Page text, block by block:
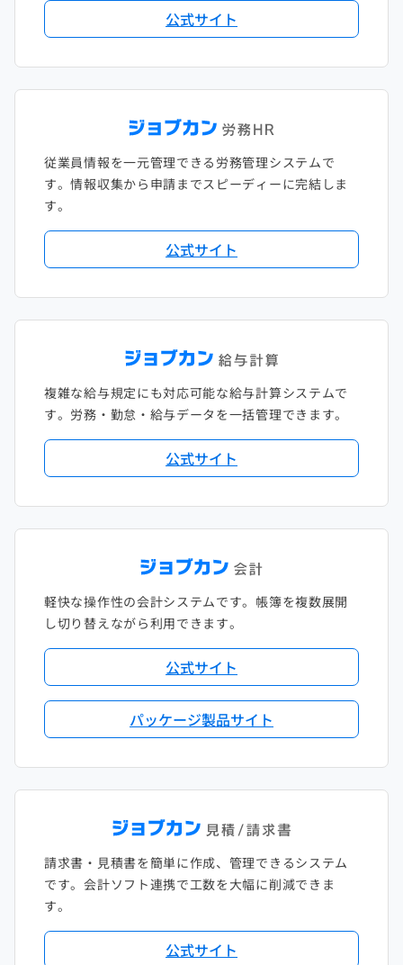
公式サイト
従業員情報を一元管理できる労務管理システムで
す。情報収集から申請までスピーディーに完結しま
す。
公式サイト
複雑な給与規定にも対応可能な給与計算システムで
す。労務・勤怠・給与データを一括管理できます。
公式サイト
軽快な操作性の会計システムです。帳簿を複数展開
し切り替えながら利用できます。
公式サイト
パッケージ製品サイト
請求書・見積書を簡単に作成、管理できるシステム
です。会計ソフト連携で工数を大幅に削減できま
す。
公式サイト